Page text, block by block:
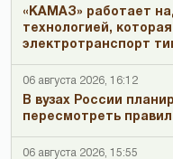
«КАМАЗ» работает
технологией,
электротранспорт
06 августа 2026, 16:12
В вузах России
пересмотреть
06 августа 2026, 15:55